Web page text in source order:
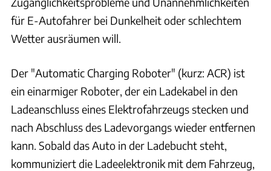
für E-Autofahrer bei Dunkelheit oder schlechtem
Wetter ausräumen will.
Der "Automatic Charging Roboter" (kurz: ACR) ist
ein einarmiger Roboter, der ein Ladekabel in den
Ladeanschluss eines Elektrofahrzeugs stecken und
nach Abschluss des Ladevorgangs wieder entfernen
kann. Sobald das Auto in der Ladebucht steht,
kommuniziert die Ladeelektronik mit dem Fahrzeug,